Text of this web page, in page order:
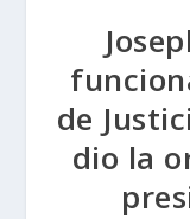
de
dio la